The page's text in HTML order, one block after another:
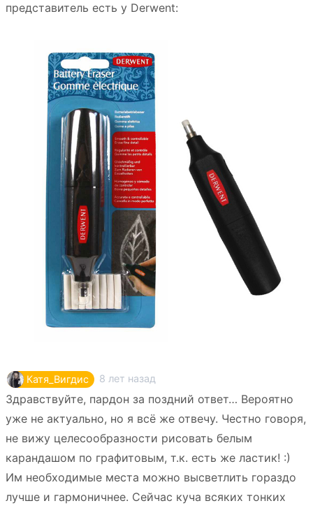
представитель есть у Derwent:
Катя_Вигдис 8 лет назад
Здравствуйте, пардон за поздний ответ… Вероятно
уже не актуально, но я всё же отвечу. Честно говоря,
не вижу целесообразности рисовать белым
карандашом по графитовым, т.к. есть же ластик! :)
Им необходимые места можно высветлить гораздо
лучше и гармоничнее. Сейчас куча всяких тонких